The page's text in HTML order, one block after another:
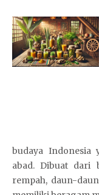
budaya Indonesia
abad. Dibuat dari
rempah, daun-